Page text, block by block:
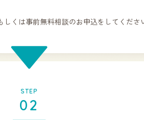
しくは事前無料相談のお申込をしてくださ
STEP
02